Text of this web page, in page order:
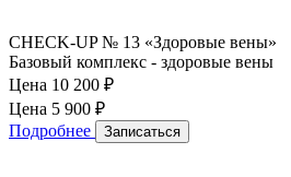
CHECK-UP № 13 «Здоровые вены»
Базовый комплекс - здоровые вены
Цена 10 200 ₽
Цена 5 900 ₽
Подробнее
Записаться